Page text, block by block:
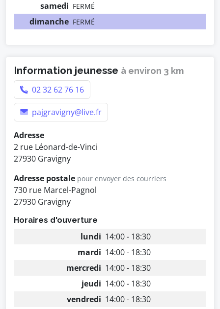
samedi FERMÉ
dimanche FERMÉ
Information jeunesse à environ 3 km
02 32 62 76 16
pajgravigny@live.fr
Adresse
2 rue Léonard-de-Vinci
27930 Gravigny
Adresse postale pour envoyer des courriers
730 rue Marcel-Pagnol
27930 Gravigny
Horaires d'ouverture
lundi 14:00 - 18:30
mardi 14:00 - 18:30
mercredi 14:00 - 18:30
jeudi 14:00 - 18:30
vendredi 14:00 - 18:30